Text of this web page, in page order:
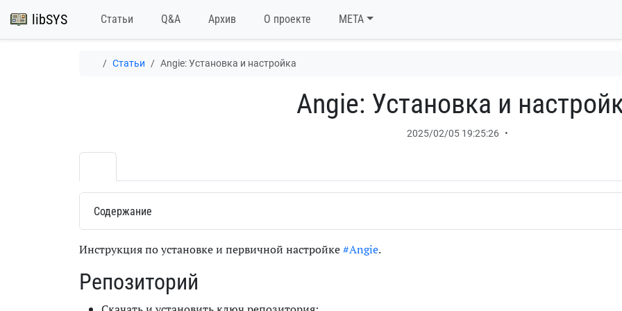
libSYS Статьи Q&A Архив О проекте META
Статьи Angie: Установка и настройка
Angie: Установка и
2025/02/05 19:25:26 •
Содержание
Инструкция по установке и первичной настройке#Angie.
Репозиторий